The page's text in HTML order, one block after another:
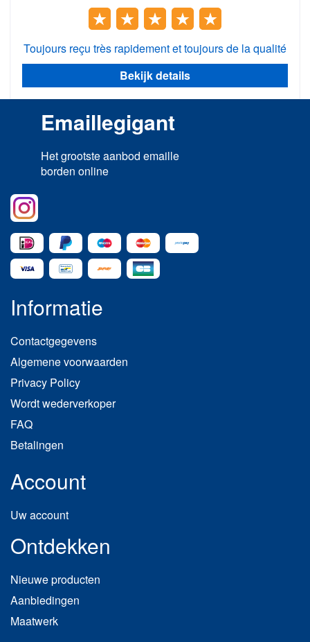
Toujours reçu très rapidement et toujours de la qualité
Bekijk details
Emaillegigant
Het grootste aanbod emaille
borden online
Informatie
Contactgegevens
Algemene voorwaarden
Privacy Policy
Wordt wederverkoper
FAQ
Betalingen
Account
Uw account
Ontdekken
Nieuwe producten
Aanbiedingen
Maatwerk